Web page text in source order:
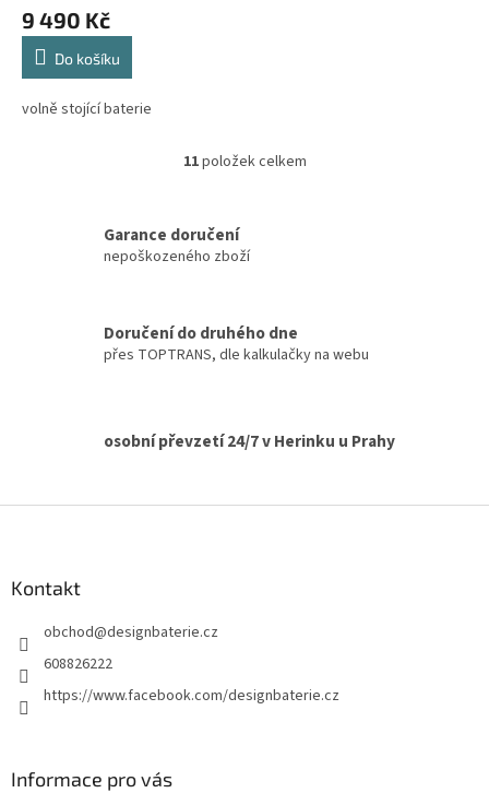
9 490 Kč
Do košíku
volně stojící baterie
O
d
p
r
v
i
11položek celkem
Garance doručení
nepoškozeného zboží
Doručení do druhého dne
přes TOPTRANS, dle kalkulačky na webu
osobní převzetí 24/7 v Herinku u Prahy
Kontakt
obchod@designbaterie.cz
608826222
https://www.facebook.com/designbaterie.cz
Informace pro vás